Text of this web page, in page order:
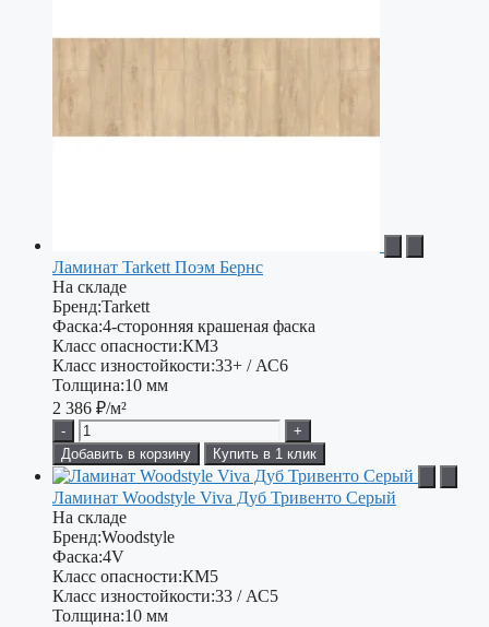
Ламинат Tarkett Поэм Бернс
На складе
Бренд:Tarkett
Фаска:4-сторонняя крашеная фаска
Класс опасности:КМ3
Класс изностойкости:33+ / АС6
Толщина:10 мм
2 386 ₽/м²
-
+
Добавить в корзину
Купить в 1 клик
Ламинат Woodstyle Viva Дуб Тривенто Серый
На складе
Бренд:Woodstyle
Фаска:4V
Класс опасности:КМ5
Класс изностойкости:33 / АС5
Толщина:10 мм